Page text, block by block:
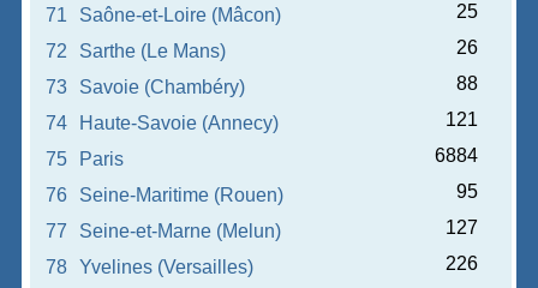
71
Saône-et-Loire (Mâcon)
25
72
Sarthe (Le Mans)
26
73
Savoie (Chambéry)
88
74
Haute-Savoie (Annecy)
121
75
Paris
6884
76
Seine-Maritime (Rouen)
95
77
Seine-et-Marne (Melun)
127
78
Yvelines (Versailles)
226